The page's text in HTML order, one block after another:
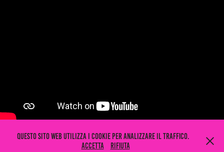
Questo sito web utilizza i cookie per analizzare il traffico.
Accetta
Rifiuta